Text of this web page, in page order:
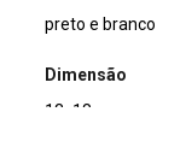
preto e branco
Dimensão
13x18cm